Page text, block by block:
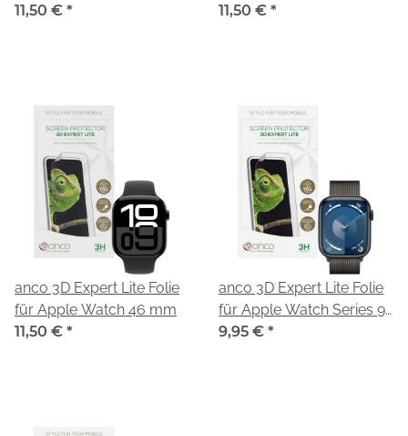
mm
11,50 € *
Watch 11 42 mm
11,50 € *
anco 3D Expert Lite Folie
für Apple Watch 46 mm
11,50 € *
anco 3D Expert Lite Folie
für Apple Watch Series 9
45mm
9,95 € *